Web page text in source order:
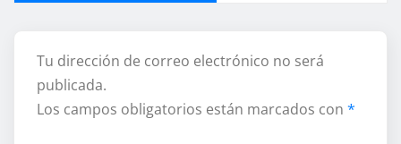
Tu dirección de correo electrónico no será
publicada.
Los campos obligatorios están marcados con *